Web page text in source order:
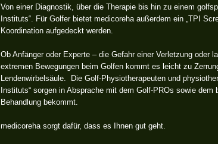
Von einer Diagnostik, über die Therapie bis hin zu einem
Instituts“. Für Golfer bietet medicoreha außerdem ein „TPI
Koordination aufgedeckt werden.
Ob Anfänger oder Experte – die Gefahr einer Verletzung oder
extremen Bewegungen beim Golfen kommt es leicht zu
Lendenwirbelsäule. Die Golf-Physiotherapeuten und
Instituts“ sorgen in Absprache mit dem Golf-PROs sowie
Behandlung bekommt.
medicoreha sorgt dafür, dass es Ihnen gut geht.